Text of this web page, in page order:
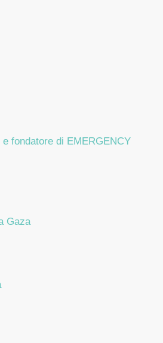
fondatore di EMERGENCY
Gaza